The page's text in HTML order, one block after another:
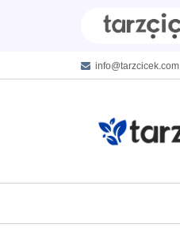
info@tarzcicek.com